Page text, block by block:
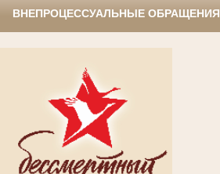
ВНЕПРОЦЕССУАЛЬНЫЕ ОБРАЩЕНИЯ